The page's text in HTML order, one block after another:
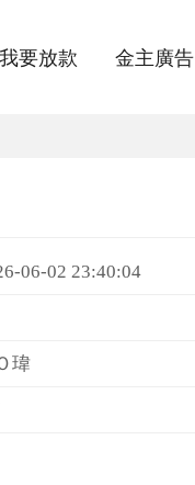
我要放款 金主廣告
06-02 23:40:04
瑋